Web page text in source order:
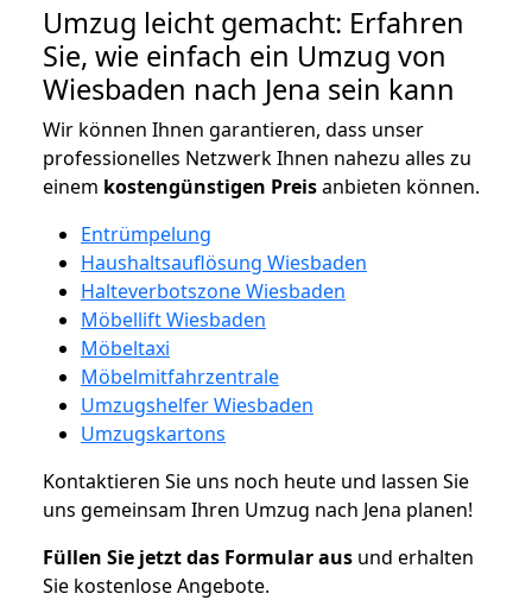
Umzug leicht gemacht: Erfahren
Sie, wie einfach ein Umzug von
Wiesbaden nach Jena sein kann
Wir können Ihnen garantieren, dass unser
professionelles Netzwerk Ihnen nahezu alles zu
einem kostengünstigen Preisanbieten können.
Entrümpelung
Haushaltsauflösung Wiesbaden
Halteverbotszone Wiesbaden
Möbellift Wiesbaden
Möbeltaxi
Möbelmitfahrzentrale
Umzugshelfer Wiesbaden
Umzugskartons
Kontaktieren Sie uns noch heute und lassen Sie
uns gemeinsam Ihren Umzug nach Jena planen!
Füllen Sie jetzt das Formular aus und erhalten
Sie kostenlose Angebote.